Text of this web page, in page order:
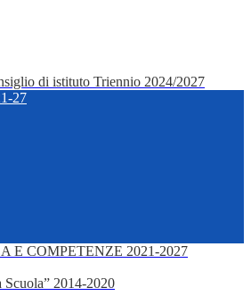
di istituto Triennio 2024/2027
27
E COMPETENZE 2021-2027
Scuola” 2014-2020